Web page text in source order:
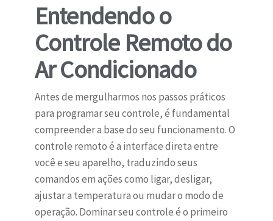
Entendendo o
Controle Remoto do
Ar Condicionado
Antes de mergulharmos nos passos práticos
para programar seu controle, é fundamental
compreender a base do seu funcionamento. O
controle remoto é a interface direta entre
você e seu aparelho, traduzindo seus
comandos em ações como ligar, desligar,
ajustar a temperatura ou mudar o modo de
operação. Dominar seu controle é o primeiro